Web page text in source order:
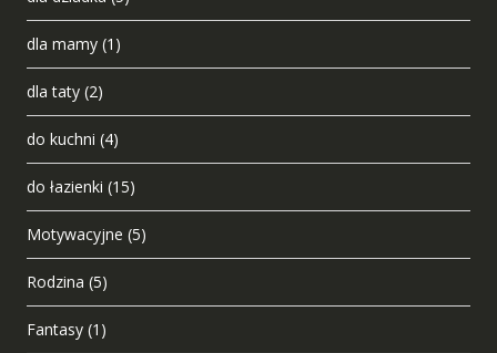
dla mamy (1)
dla taty (2)
do kuchni (4)
do łazienki (15)
Motywacyjne (5)
Rodzina (5)
Fantasy (1)